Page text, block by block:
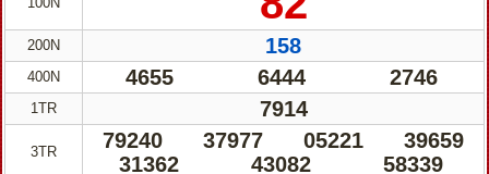
200N 158
400N 4655 6444 2746
1TR 7914
3TR 79240 37977 05221
39659
31362
43082 58339